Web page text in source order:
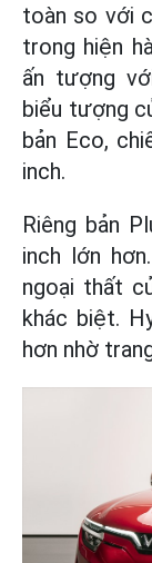
toàn so với
trong hiện
ấn tượng
biểu tượng
bản Eco,
inch.
Riêng bản
inch lớn
ngoại thất
khác biệt.
hơn nhờ